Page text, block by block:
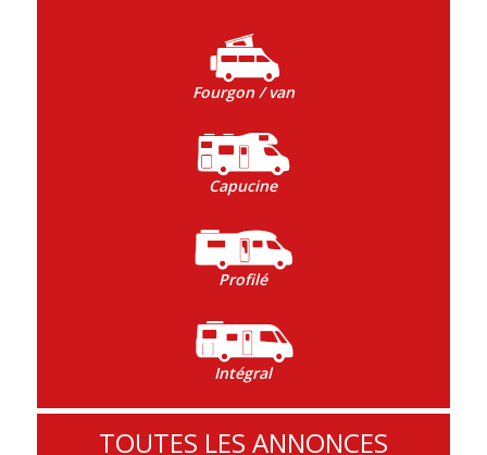
Fourgon / van
Capucine
Profilé
Intégral
TOUTES LES ANNONCES